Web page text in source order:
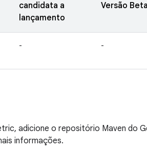
candidata a
lançamento
Versão Beta
- -
adicione o repositório Maven do
informações.